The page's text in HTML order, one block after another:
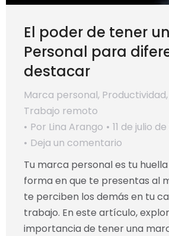
El poder de tener
Personal para
destacar
Marca personal, Productividad,
Trabajo remoto
Por Lina Arango
11 de julio
Deja un comentario
Tu marca personal es tu
forma en que te presentas al
te perciben los demás en tu
trabajo. En este artículo,
importancia de tener una